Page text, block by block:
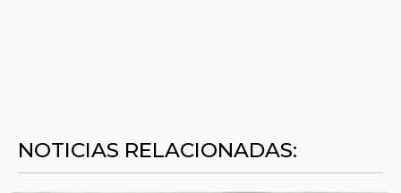
NOTICIAS RELACIONADAS: